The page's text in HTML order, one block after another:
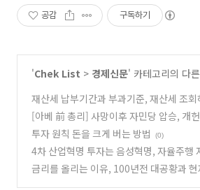
공감 구독하기
'Chek List > 경제신문' 카테고리의 다
재산세 납부기간과 부과기준, 재산세 조회
(0)
[아베 前 총리] 사망이후 자민당 압승, 개
받은 일본
(0)
투자 원칙 돈을 크게 버는 방법 (0)
4차 산업혁명 투자는 음성혁명, 자율주행
빅데이터 (0)
금리를 올리는 이유, 100년전 대공황과 현